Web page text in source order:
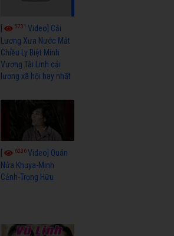
5731Video] Cải
Lương Xưa Nước Mắt
Chiều Ly Biệt Minh
Vương Tài Linh cải
lương xã hội hay nhất
6036Video] Quán
Nửa Khuya-Minh
Cảnh-Trọng Hữu